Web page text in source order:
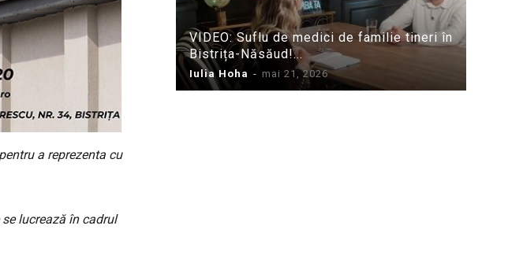
a reprezenta cu
lucrează în cadrul
VIDEO: Suflu de medici de familie tineri în
Bistrița-Năsăud!...
Iulia Hoha - mai 21, 2026